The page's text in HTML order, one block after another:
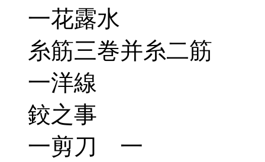
一花露水
糸筋三巻并糸二筋
一洋線
鉸之事
一剪刀 一